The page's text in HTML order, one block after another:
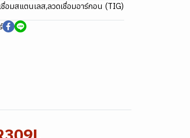
ชื่อมสแตนเลส,ลวดเชื่อมอาร์กอน (TIG)